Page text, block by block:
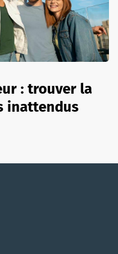
: trouver la
inattendus